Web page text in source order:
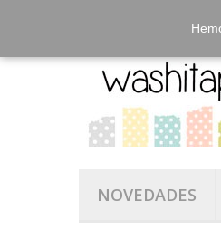
NOVEDADES